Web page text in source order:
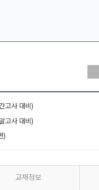
고사 대비)
고사 대비)
)
교재정보